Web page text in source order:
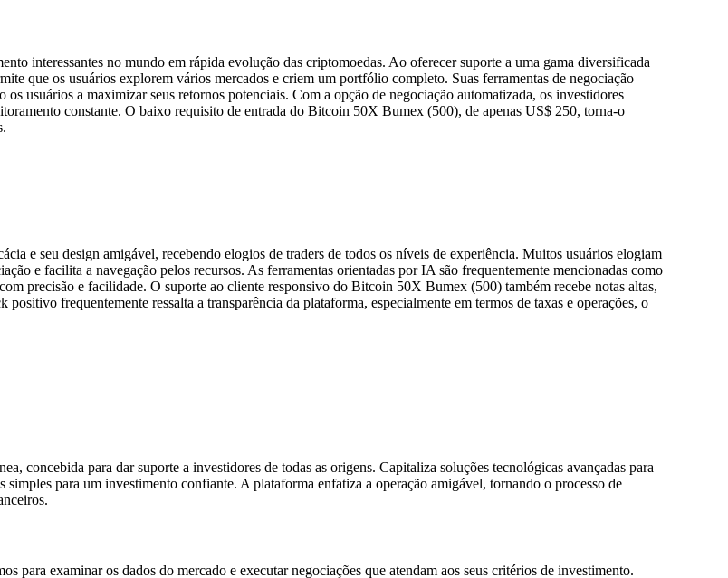
interessantes no mundo em rápida evolução das criptomoedas. Ao oferecer suporte a uma gama diversificada
que os usuários explorem vários mercados e criem um portfólio completo. Suas ferramentas de negociação
usuários a maximizar seus retornos potenciais. Com a opção de negociação automatizada, os investidores
constante. O baixo requisito de entrada do Bitcoin 50X Bumex (500), de apenas US$ 250, torna-o
e seu design amigável, recebendo elogios de traders de todos os níveis de experiência. Muitos usuários elogiam
e facilita a navegação pelos recursos. As ferramentas orientadas por IA são frequentemente mencionadas como
precisão e facilidade. O suporte ao cliente responsivo do Bitcoin 50X Bumex (500) também recebe notas altas,
frequentemente ressalta a transparência da plataforma, especialmente em termos de taxas e operações, o
concebida para dar suporte a investidores de todas as origens. Capitaliza soluções tecnológicas avançadas para
para um investimento confiante. A plataforma enfatiza a operação amigável, tornando o processo de
examinar os dados do mercado e executar negociações que atendam aos seus critérios de investimento.